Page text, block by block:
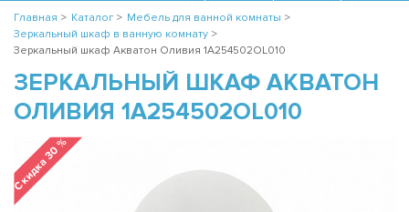
Главная > Каталог > Мебель для ванной комнаты >
Зеркальный шкаф в ванную комнату >
Зеркальный шкаф Акватон Оливия 1A254502OL010
ЗЕРКАЛЬНЫЙ ШКАФ АКВАТОН
ОЛИВИЯ 1A254502OL010
Скидка 30 %